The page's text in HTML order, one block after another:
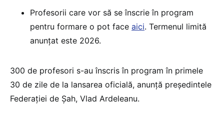
Profesorii care vor să se înscrie în program
pentru formare o pot face aici. Termenul limită
anunțat este 2026.
300 de profesori s-au înscris în program în primele
30 de zile de la lansarea oficială, anunță președintele
Federației de Șah, Vlad Ardeleanu.